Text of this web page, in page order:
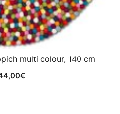
multi colour, 140 cm
€